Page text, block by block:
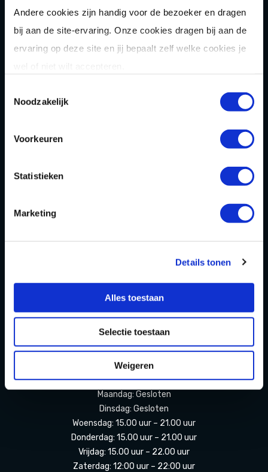
Andere cookies zijn handig voor de bezoeker en dragen
bij aan de site-ervaring. Onze cookies dragen bij aan de
ervaring op deze site en jij bepaalt zelf welke cookies je
Noodzakelijk
Voorkeuren
Statistieken
Marketing
Details tonen
Alles toestaan
Selectie toestaan
Weigeren
Après-SkiMuziekbingo
Combideals
Arrange menten
Privacy Statement & Cookiebeleid
OPENINGSTIJDEN
Openingstijden zomervakantie
(11 juli t/m 23 augustus 2026)
Maandag: Gesloten
Dinsdag: Gesloten
Woensdag: 15.00 uur – 21.00 uur
Donderdag: 15.00 uur – 21.00 uur
Vrijdag: 15.00 uur – 22.00 uur
Zaterdag: 12:00 uur – 22:00 uur